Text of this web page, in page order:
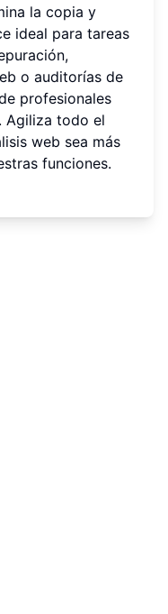
la copia y
ideal para tareas
o auditorías de
profesionales
Agiliza todo el
web sea más
funciones.